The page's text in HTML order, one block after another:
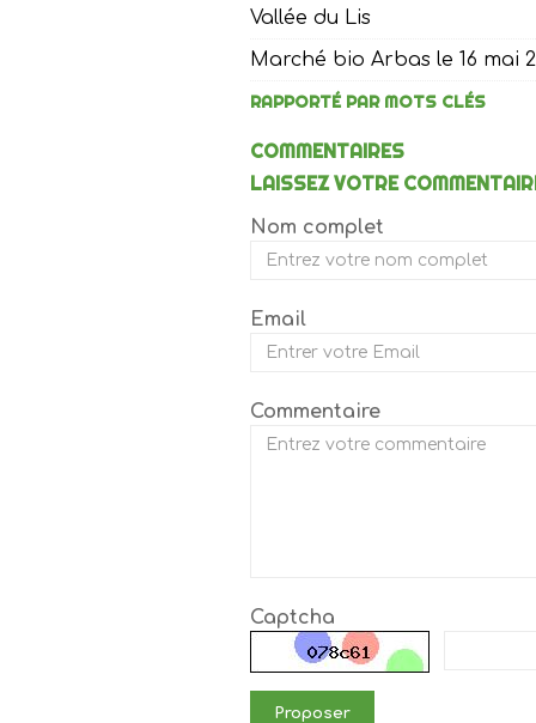
Vallée du Lis
Marché bio Arbas le 16 mai
RAPPORTÉ PAR MOTS CLÉS
COMMENTAIRES
LAISSEZ VOTRE
Nom complet
Email
Commentaire
Captcha
Proposer